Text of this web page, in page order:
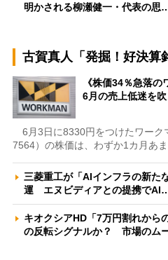
明かされる柳瀬健一・代表の思
古賀真人「発掘！好決算
《株価34％急落の
6月の売上低迷を
6月3日に8330円をつけたワーク
7564）の株価は、わずか1カ月あ
三菱重工が「AIインフラの新た
運 エヌビディアとの提携で
キオクシアHD「7万円割れから
の反転シグナルか？ 市場のム